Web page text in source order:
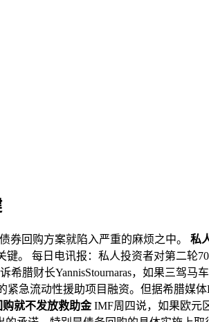
券回购方案就陷入严重的麻烦之中。 私
。 每日电讯报：私人投资者对第二轮
腊财长YannisStournaras，如果三驾
急流动性援助项目融资。但据希腊媒
就不发放救助金IMF周四说，如果欧元